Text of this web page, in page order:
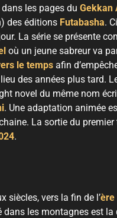
les pages du Gekkan
des éditions Futabasha.
La série se présente
où un jeune sabreur va
le temps afin
des années plus tard.
novel du même nom
. Une adaptation animée
La sortie du
.
siècles, vers la fin de l’ère
dans les montagnes est la